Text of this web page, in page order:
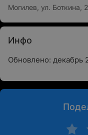
Могилев, ул. Боткина, 2
Инфо
Обновлено: декабрь